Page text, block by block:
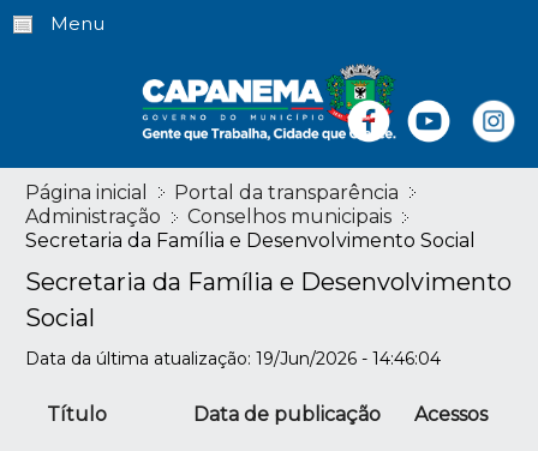
Menu
Página inicial
Portal da transparência
Administração
Conselhos municipais
Secretaria da Família e Desenvolvimento Social
Secretaria da Família e Desenvolvimento
Social
Data da última atualização: 19/Jun/2026 - 14:46:04
Título Data de publicação Acessos